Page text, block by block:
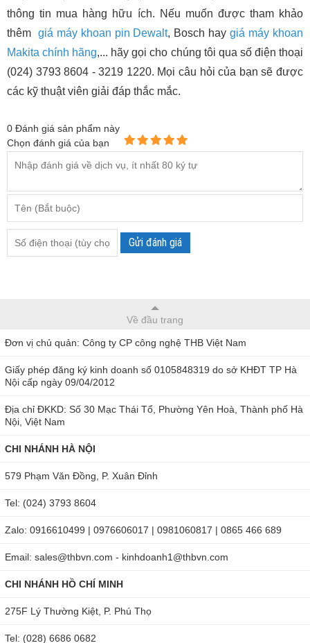
thông tin mua hàng hữu ích. Nếu muốn được tham khảo
thêm giá máy khoan pin Dewalt, Bosch haygiá máy khoan
Makita chính hãng,... hãy gọi cho chúng tôi qua số điện thoại
(024) 3793 8604 - 3219 1220. Mọi câu hỏi của bạn sẽ được
các kỹ thuật viên giải đáp thắc mắc.
0 Đánh giá sản phẩm này
Chọn đánh giá của bạn
Gửi đánh giá
Về đầu trang
Đơn vị chủ quản: Công ty CP công nghệ THB Việt Nam
Giấy phép đăng ký kinh doanh số 0105848319 do sở KHĐT TP Hà
Nội cấp ngày 09/04/2012
Địa chỉ ĐKKD: Số 30 Mạc Thái Tổ, Phường Yên Hoà, Thành phố Hà
Nội, Việt Nam
CHI NHÁNH HÀ NỘI
579 Phạm Văn Đồng, P. Xuân Đỉnh
Tel: (024) 3793 8604
Zalo: 0916610499 | 0976606017 | 0981060817 | 0865 466 689
Email: sales@thbvn.com - kinhdoanh1@thbvn.com
CHI NHÁNH HỒ CHÍ MINH
275F Lý Thường Kiệt, P. Phú Thọ
Tel: (028) 6686 0682